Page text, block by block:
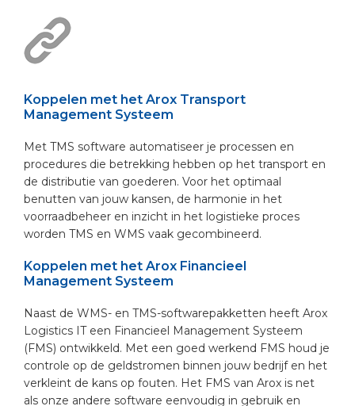
Koppelen met het Arox Transport
Management Systeem
Met TMS software automatiseer je processen en
procedures die betrekking hebben op het transport en
de distributie van goederen. Voor het optimaal
benutten van jouw kansen, de harmonie in het
voorraadbeheer en inzicht in het logistieke proces
worden TMS en WMS vaak gecombineerd.
Koppelen met het Arox Financieel
Management Systeem
Naast de WMS- en TMS-softwarepakketten heeft Arox
Logistics IT een Financieel Management Systeem
(FMS) ontwikkeld. Met een goed werkend FMS houd je
controle op de geldstromen binnen jouw bedrijf en het
verkleint de kans op fouten. Het FMS van Arox is net
als onze andere software eenvoudig in gebruik en